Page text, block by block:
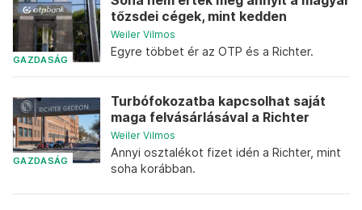
GAZDASÁG
tőzsdei cégek, mint kedden
Weiler Vilmos
Egyre többet ér az OTP és a Richter.
GAZDASÁG
Turbófokozatba kapcsolhat saját
maga felvásárlásával a Richter
Weiler Vilmos
Annyi osztalékot fizet idén a Richter, mint
soha korábban.